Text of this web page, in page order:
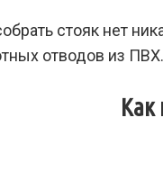
стояк нет
отводов из
Как